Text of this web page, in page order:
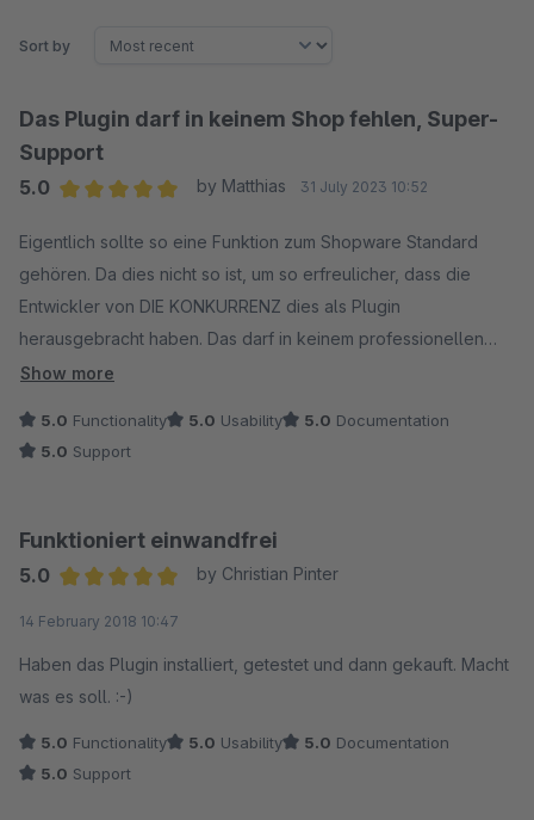
Sort by
Das Plugin darf in keinem Shop fehlen, Super-
Support
5.0
by Matthias 31 July 2023 10:52
Eigentlich sollte so eine Funktion zum Shopware Standard
gehören. Da dies nicht so ist, um so erfreulicher, dass die
Entwickler von DIE KONKURRENZ dies als Plugin
herausgebracht haben. Das darf in keinem professionellen
Shop, der Wert auf Wiederholungskäufer legt, fehlen. Dazu
einen besonderen Feature-Wunsch kostenlos nachgerüstet
Wir hoffen, dass es sehr bald auch eine Version für Shopware
6 geben wird.
Show more
5.0 Functionality 5.0 Usability 5.0 Documentation
5.0 Support
Funktioniert einwandfrei
5.0
by Christian Pinter
14 February 2018 10:47
Haben das Plugin installiert, getestet und dann gekauft. Macht
was es soll. :-)
5.0 Functionality 5.0 Usability 5.0 Documentation
5.0 Support